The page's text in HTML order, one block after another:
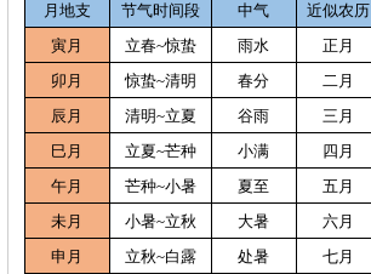
月地支 节气时间段 中气 近似农历
寅月
立春~惊蛰 雨水 正月
卯月
惊蛰~清明 春分 二月
辰月
清明~立夏 谷雨 三月
巳月
立夏~芒种 小满 四月
午月
芒种~小暑 夏至 五月
未月
小暑~立秋 大暑 六月
申月
立秋~白露 处暑 七月